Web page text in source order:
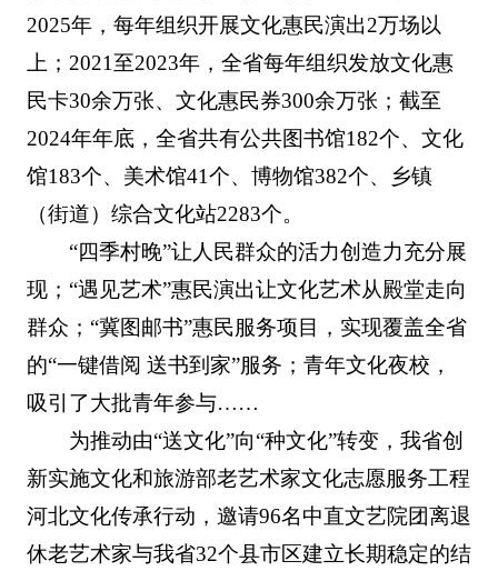
2025年，每年组织开展文化惠民演出2万场以
上；2021至2023年，全省每年组织发放文化惠
民卡30余万张、文化惠民券300余万张；截至
2024年年底，全省共有公共图书馆182个、文化
馆183个、美术馆41个、博物馆382个、乡镇
（街道）综合文化站2283个。
“四季村晚”让人民群众的活力创造力充分展
现；“遇见艺术”惠民演出让文化艺术从殿堂走向
群众；“冀图邮书”惠民服务项目，实现覆盖全省
的“一键借阅 送书到家”服务；青年文化夜校，
吸引了大批青年参与……
为推动由“送文化”向“种文化”转变，我省创
新实施文化和旅游部老艺术家文化志愿服务工程
河北文化传承行动，邀请96名中直文艺院团离退
休老艺术家与我省32个县市区建立长期稳定的结